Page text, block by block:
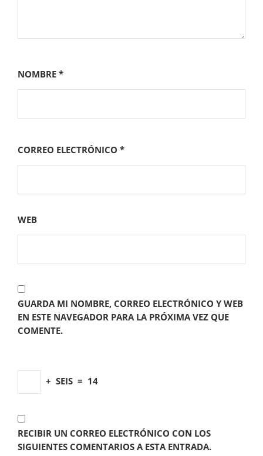
NOMBRE *
CORREO ELECTRÓNICO *
WEB
GUARDA MI NOMBRE, CORREO ELECTRÓNICO Y WEB
EN ESTE NAVEGADOR PARA LA PRÓXIMA VEZ QUE
COMENTE.
+ SEIS = 14
RECIBIR UN CORREO ELECTRÓNICO CON LOS
SIGUIENTES COMENTARIOS A ESTA ENTRADA.